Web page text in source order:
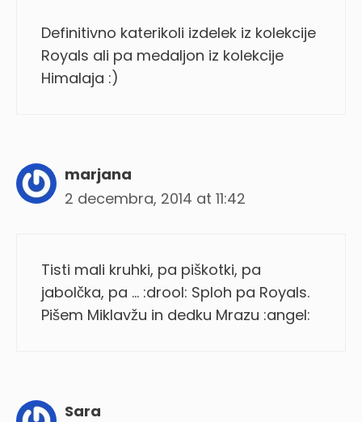
Definitivno katerikoli izdelek iz kolekcije
Royals ali pa medaljon iz kolekcije
Himalaja :)
marjana
2 decembra, 2014 at 11:42
Tisti mali kruhki, pa piškotki, pa
jabolčka, pa … :drool: Sploh pa Royals.
Pišem Miklavžu in dedku Mrazu :angel:
Sara